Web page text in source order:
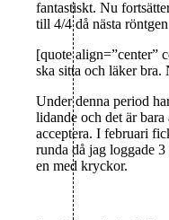
fantastiskt. Nu
till 4/4 då nästa
[quote align=”center”
ska sitta och läker
Under denna period
lidande och det är
acceptera. I februari
runda då jag loggade
en med kryckor.